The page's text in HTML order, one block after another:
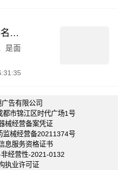
上海市祛斑美白医生排名榜2025案例欣赏-上海市祛斑美白整形医生
是面部病变的一种，它是发生
告有限公司
都市锦江区时代广场1号
械经营备案凭证
监械经营备20211374号
息服务资格证书
经营性-2021-0132
执业许可证